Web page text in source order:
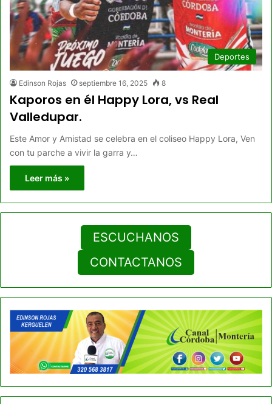
Deportes
Edinson Rojas septiembre 16, 2025 8
Kaporos en él Happy Lora, vs Real
Valledupar.
Este Amor y Amistad se celebra en el coliseo Happy Lora, Ven
con tu parche a vivir la garra y…
Leer más »
ESCUCHANOS
CONTACTANOS